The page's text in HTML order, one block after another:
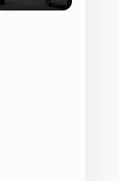
na